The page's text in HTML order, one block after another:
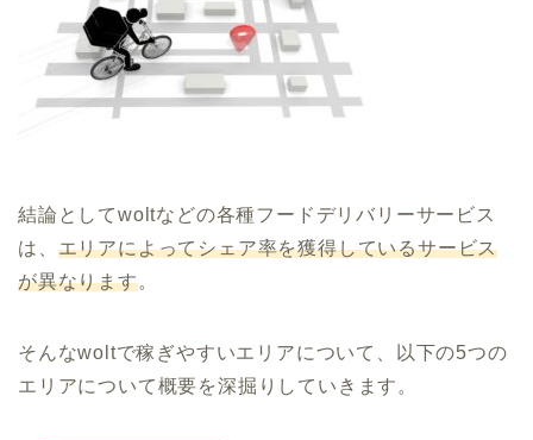
結論としてwoltなどの各種フードデリバリーサービス
は、 エリアによってシェア率を獲得しているサービス
が異なります。
そんなwoltで稼ぎやすいエリアについて、以下の5つの
エリアについて概要を深掘りしていきます。